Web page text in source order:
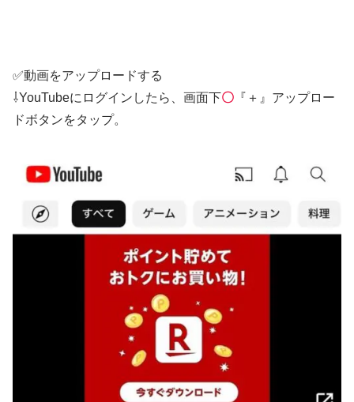
✅動画をアップロードする
⇩YouTubeにログインしたら、画面下〇 『＋』アップロー
ドボタンをタップ。